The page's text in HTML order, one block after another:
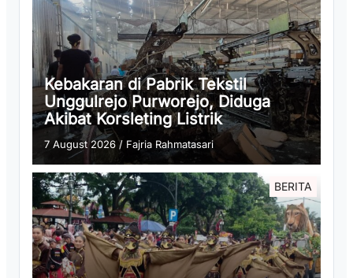
Kebakaran di Pabrik Tekstil
Unggulrejo Purworejo, Diduga
Akibat Korsleting Listrik
7 August 2026/ Fajria Rahmatasari
BERITA